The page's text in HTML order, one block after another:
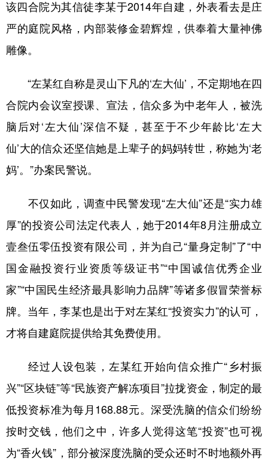
该四合院为其信徒李某于2014年自建，外表看去是庄
严的庭院风格，内部装修金碧辉煌，供奉着大量神佛
雕像。
“左某红自称是灵山下凡的‘左大仙’，不定期地在四
合院内会议室授课、宣法，信众多为中老年人，被洗
脑后对‘左大仙’深信不疑，甚至于不少年龄比‘左大
仙’大的信众还坚信她是上辈子的妈妈转世，称她为‘老
妈’。”办案民警说。
不仅如此，调查中民警发现“左大仙”还是“实力雄
厚”的投资公司法定代表人，她于2014年8月注册成立
壹叁伍零伍投资有限公司，并为自己“量身定制”了“中
国金融投资行业资质等级证书”“中国诚信优秀企业
家”“中国民生经济最具影响力品牌”等诸多假冒荣誉标
牌。当年，李某也是出于对左某红“投资实力”的认可，
才将自建庭院提供给其免费使用。
经过人设包装，左某红开始向信众推广“乡村振
兴”“区块链”等“民族资产解冻项目”拉拢资金，制定的最
低投资标准为每月168.88元。深受洗脑的信众们纷纷
按时交钱，他们之中，许多人觉得这笔“投资”也可视
为“香火钱”，部分被深度洗脑的受众还时不时地额外再